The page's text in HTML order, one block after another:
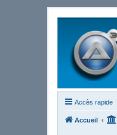
Accès rapide
Accueil